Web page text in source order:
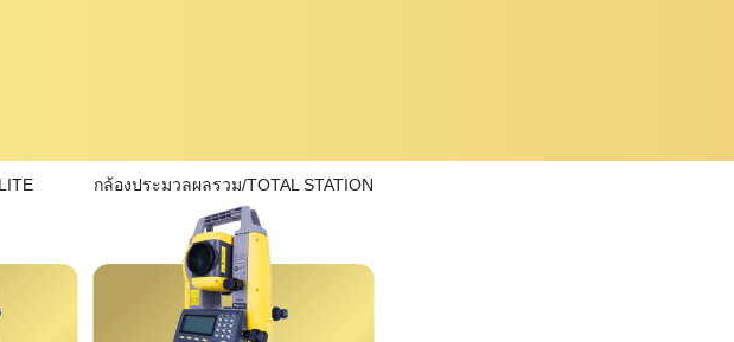
กล้องประมวลผลรวม/TOTAL STATION